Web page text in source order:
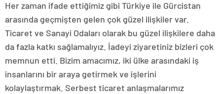
Her zaman ifade ettiğimiz gibi Türkiye ile Gürcistan
arasında geçmişten gelen çok güzel ilişkiler var.
Ticaret ve Sanayi Odaları olarak bu güzel ilişkilere daha
da fazla katkı sağlamalıyız. İadeyi ziyaretiniz bizleri çok
memnun etti. Bizim amacımız, iki ülke arasındaki iş
insanlarını bir araya getirmek ve işlerini
kolaylaştırmak. Serbest ticaret anlaşmalarımız